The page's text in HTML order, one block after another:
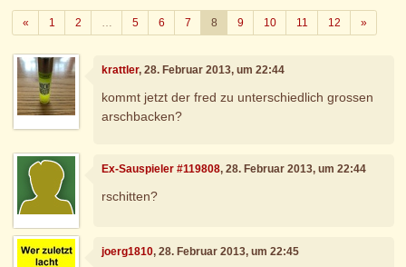
«Zurück
1 2 … 5 6 7 8 9 10 11 12 »Weiter
krattler, 28. Februar 2013, um 22:44
kommt jetzt der fred zu unterschiedlich grossen
arschbacken?
Ex-Sauspieler #119808, 28. Februar 2013, um 22:44
rschitten?
joerg1810, 28. Februar 2013, um 22:45